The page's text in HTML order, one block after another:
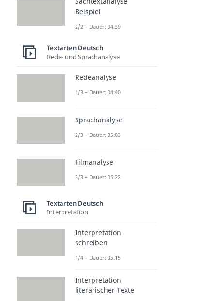
Beispiel
2/2 – Dauer: 04:39
Textarten Deutsch
Rede- und Sprachanalyse
Redeanalyse
1/3 – Dauer: 04:40
Sprachanalyse
2/3 – Dauer: 05:03
Filmanalyse
3/3 – Dauer: 05:22
Textarten Deutsch
Interpretation
Interpretation
schreiben
1/4 – Dauer: 05:15
Interpretation
literarischer Texte